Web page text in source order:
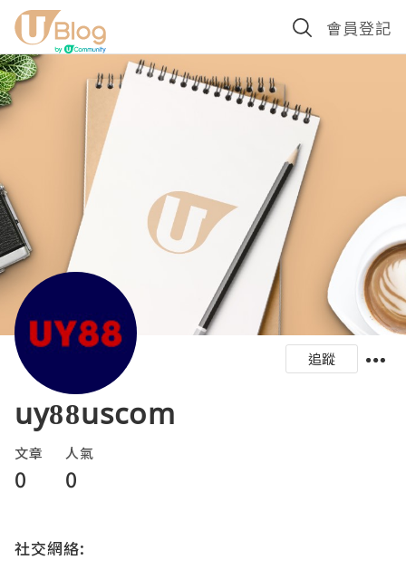
會員登記
追蹤
uy88uscom
文章
0
人氣
0
社交網絡: